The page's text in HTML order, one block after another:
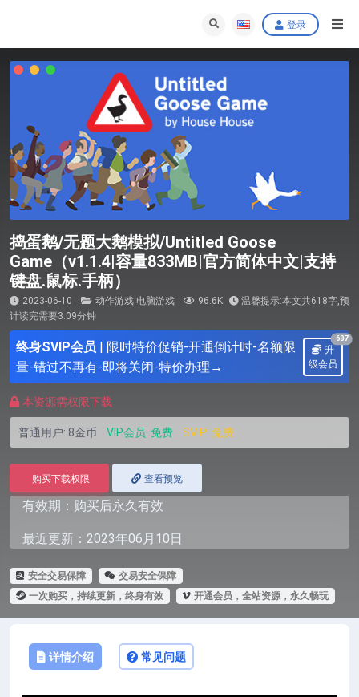
登录
捣蛋鹅/无题大鹅模拟/Untitled Goose
Game（v1.1.4|容量833MB|官方简体中文|支持
键盘.鼠标.手柄）
2023-06-10 动作游戏 电脑游戏 96.6K
温馨提示:本文共618字,预
计读完需要3.09分钟
终身SVIP会员
限时特价促销-开通倒计时-名额限
量-错过不再有-即将关闭-特价办理→
升
级会员
687
本资源需权限下载
普通用户: 8金币 VIP会员: 免费 SVIP: 免费
购买下载权限 查看预览
有效期：购买后永久有效
最近更新：2023年06月10日
安全交易保障
交易安全保障
一次购买，持续更新，终身有效
开通会员，全站资源，永久畅玩
详情介绍 常见问题